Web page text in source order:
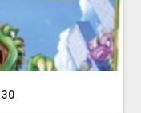
30